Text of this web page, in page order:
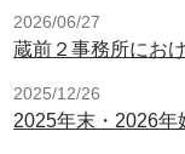
2026/06/27
蔵前２事務所にお
2025/12/26
2025年末・2026年